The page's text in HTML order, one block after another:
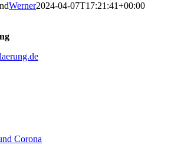
Werner2024-04-07T17:21:41+00:00
Corona